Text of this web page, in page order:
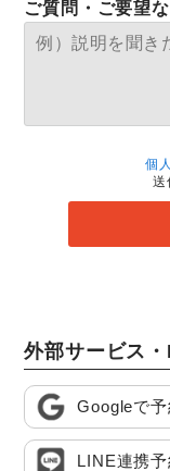
ご質問・ご要望
個
送
外部サービス
Googleで予
LINE連携予